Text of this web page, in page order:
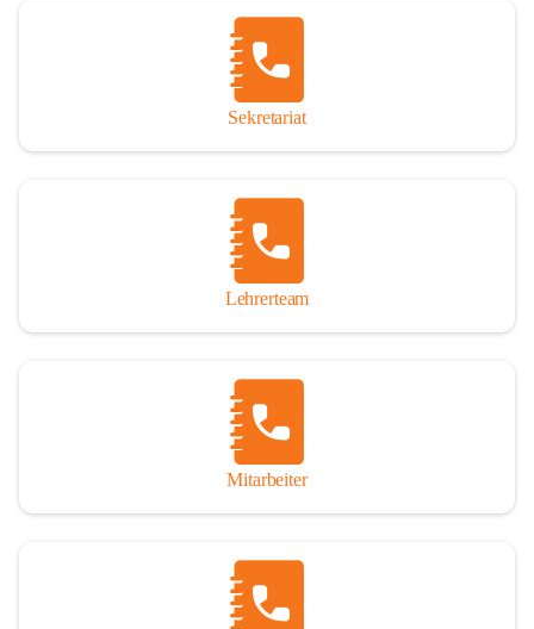
Sekretariat
Lehrerteam
Mitarbeiter